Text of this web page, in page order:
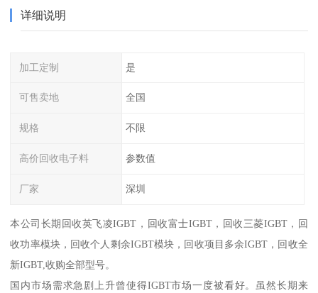
详细说明
加工定制 是
可售卖地 全国
规格 不限
高价回收电子料 参数值
厂家 深圳
本公司长期回收英飞凌IGBT，回收富士IGBT，回收三菱IGBT，回
收功率模块，回收个人剩余IGBT模块，回收项目多余IGBT，回收全
新IGBT,收购全部型号。
国内市场需求急剧上升曾使得IGBT市场一度被看好。虽然长期来